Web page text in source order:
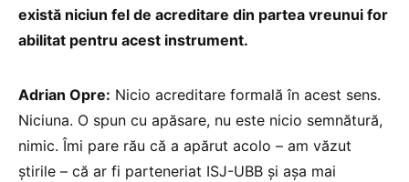
există niciun fel de acreditare din partea vreunui for
abilitat pentru acest instrument.
Adrian Opre: Nicio acreditare formală în acest sens.
Niciuna. O spun cu apăsare, nu este nicio semnătură,
nimic. Îmi pare rău că a apărut acolo – am văzut
știrile – că ar fi parteneriat ISJ-UBB și așa mai